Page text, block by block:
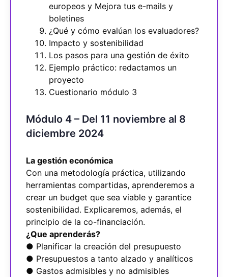
europeos y Mejora tus e-mails y
boletines
¿Qué y cómo evalúan los evaluadores?
Impacto y sostenibilidad
Los pasos para una gestión de éxito
Ejemplo práctico: redactamos un
proyecto
Cuestionario módulo 3
Módulo 4 – Del 11 noviembre al 8
diciembre 2024
La gestión económica
Con una metodología práctica, utilizando
herramientas compartidas, aprenderemos a
crear un budget que sea viable y garantice
sostenibilidad. Explicaremos, además, el
principio de la co-financiación.
¿Que aprenderás?
● Planificar la creación del presupuesto
● Presupuestos a tanto alzado y analíticos
● Gastos admisibles y no admisibles